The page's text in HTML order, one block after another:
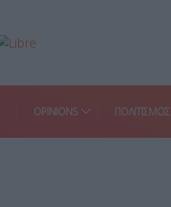
OPINIONS ΠΟΛΙΤΙΣΜΟΣ